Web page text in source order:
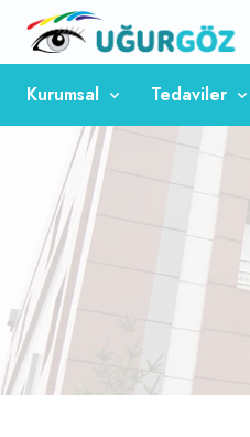
Kurumsal Tedaviler